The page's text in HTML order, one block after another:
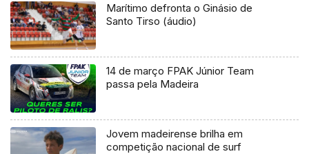
Marítimo defronta o Ginásio de
Santo Tirso (áudio)
14 de março FPAK Júnior Team
passa pela Madeira
Jovem madeirense brilha em
competição nacional de surf